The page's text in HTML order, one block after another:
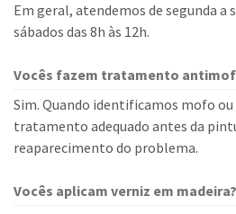
Em geral, atendemos de segunda a
sábados das 8h às 12h.
Vocês fazem tratamento
Sim. Quando identificamos mofo
tratamento adequado antes da
reaparecimento do problema.
Vocês aplicam verniz em madeira?